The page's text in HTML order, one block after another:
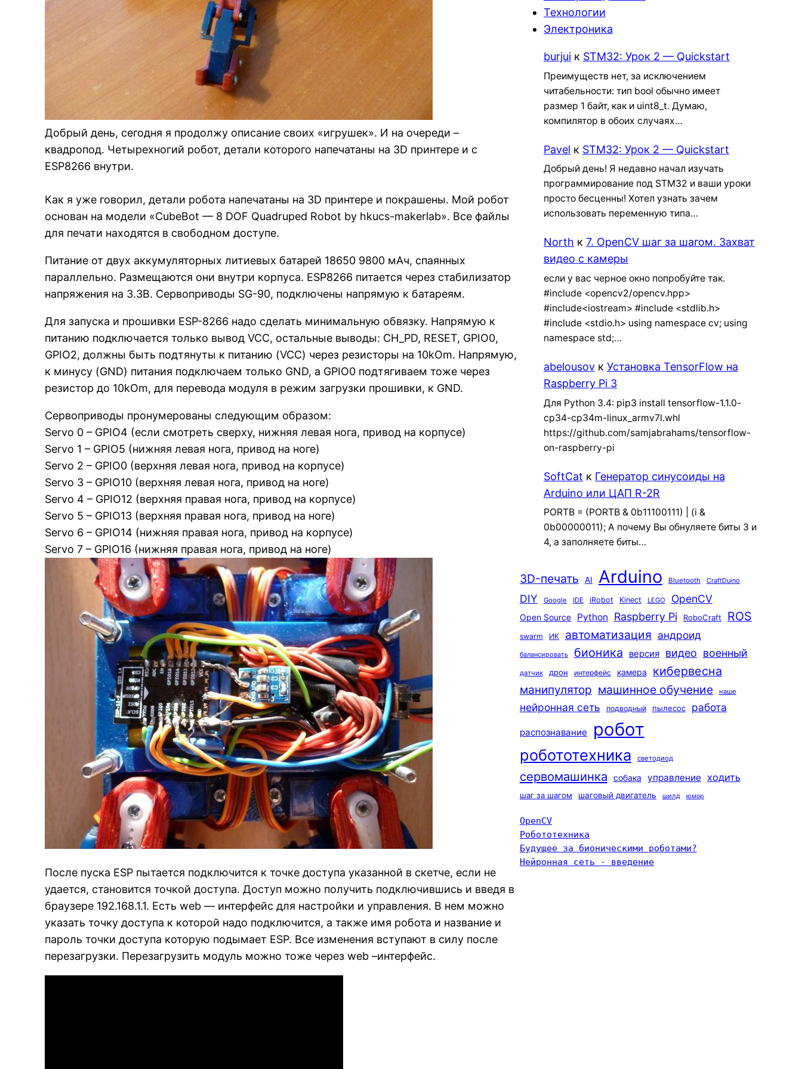
Добрый день, сегодня я продолжу описание своих «игрушек». И на очереди –
квадропод. Четырехногий робот, детали которого напечатаны на 3D принтере и с
ESP8266 внутри.
Как я уже говорил, детали робота напечатаны на 3D принтере и покрашены. Мой робот
основан на модели «CubeBot — 8 DOF Quadruped Robot by hkucs-makerlab». Все файлы
для печати находятся в свободном доступе.
Питание от двух аккумуляторных литиевых батарей 18650 9800 мАч, спаянных
параллельно. Размещаются они внутри корпуса. ESP8266 питается через стабилизатор
напряжения на 3.3В. Сервоприводы SG-90, подключены напрямую к батареям.
Для запуска и прошивки ESP-8266 надо сделать минимальную обвязку. Напрямую к
питанию подключается только вывод VCC, остальные выводы: CH_PD, RESET, GPIO0,
GPIO2, должны быть подтянуты к питанию (VCC) через резисторы на 10kOm. Напрямую,
к минусу (GND) питания подключаем только GND, а GPIO0 подтягиваем тоже через
резистор до 10kOm, для перевода модуля в режим загрузки прошивки, к GND.
Сервоприводы пронумерованы следующим образом:
Servo 0 – GPIO4 (если смотреть сверху, нижняя левая нога, привод на корпусе)
Servo 1 – GPIO5 (нижняя левая нога, привод на ноге)
Servo 2 – GPIO0 (верхняя левая нога, привод на корпусе)
Servo 3 – GPIO10 (верхняя левая нога, привод на ноге)
Servo 4 – GPIO12 (верхняя правая нога, привод на корпусе)
Servo 5 – GPIO13 (верхняя правая нога, привод на ноге)
Servo 6 – GPIO14 (нижняя правая нога, привод на корпусе)
Servo 7 – GPIO16 (нижняя правая нога, привод на ноге)
После пуска ESP пытается подключится к точке доступа указанной в скетче, если не
удается, становится точкой доступа. Доступ можно получить подключившись и введя в
браузере 192.168.1.1. Есть web — интерфейс для настройки и управления. В нем можно
указать точку доступа к которой надо подключится, а также имя робота и название и
пароль точки доступа которую подымает ESP. Все изменения вступают в силу после
перезагрузки. Перезагрузить модуль можно тоже через web –интерфейс.
Технологии
Электроника
burjuiк STM32: Урок 2 — Quickstart
Преимуществ нет, за исключением
читабельности: тип bool обычно имеет
размер 1 байт, как и uint8_t. Думаю,
компилятор в обоих случаях…
Pavel к STM32: Урок 2 — Quickstart
Добрый день! Я недавно начал изучать
программирование под STM32 и ваши уроки
просто бесценны! Хотел узнать зачем
использовать переменную типа…
North к 7. OpenCV шаг за шагом. Захват
видео с камеры
если у вас черное окно попробуйте так.
#include <opencv2/opencv.hpp>
#include<iostream> #include <stdlib.h>
#include <stdio.h> using namespace cv; using
namespace std;…
abelousovк Установка TensorFlow на
Raspberry Pi 3
Для Python 3.4: pip3 install tensorflow-1.1.0-
cp34-cp34m-linux_armv7l.whl
https://github.com/samjabrahams/tensorflow-
on-raspberry-pi
SoftCat к Генератор синусоиды на
Arduino или ЦАП R-2R
PORTB = (PORTB & 0b11100111) | (i &
0b00000011); А почему Вы обнуляете биты 3 и
4, а заполняете биты…
3D-печать AI Arduino Bluetooth CraftDuino
DIY Google IDE iRobot Kinect LEGO OpenCV
Open Source Python Raspberry Pi RoboCraft ROS
swarm ИК автоматизация андроид
балансировать бионика версия видео военный
датчик дрон интерфейс камера кибервесна
манипулятор машинное обучение наше
нейронная сеть подводный пылесос работа
распознавание робот
робототехника светодиод
сервомашинка собака управление ходить
шаг за шагом шаговый двигатель шилд юмор
OpenCV
Робототехника
Будущее за бионическими роботами?
Нейронная сеть - введение